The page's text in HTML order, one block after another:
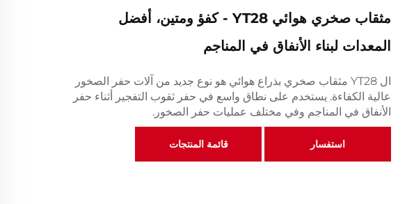
مثقاب صخري هوائي YT28 - كفؤ ومتين، أفضل
المعدات لبناء الأنفاق في المناجم
ال YT28 مثقاب صخري بذراع هوائي هو نوع جديد من آلات حفر الصخور
عالية الكفاءة. يستخدم على نطاق واسع في حفر ثقوب التفجير أثناء حفر
الأنفاق في المناجم وفي مختلف عمليات حفر الصخور.
استفسار قائمة المنتجات